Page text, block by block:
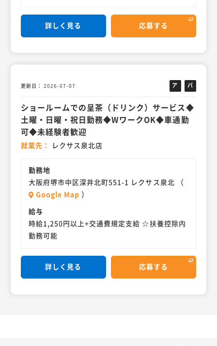
詳しく見る 応募する
更新日 2026-07-07
ア
バ
イ
パ
ト
ショールームでの呈茶（ドリンク）サービス◆
土曜・日曜・祝日勤務◆WワークOK◆車通勤
可◆未経験者歓迎
就業先 レクサス泉北店
勤務地
大阪府堺市中区深井北町551-1 レクサス泉北 （
Google Map ）
給与
時給1,250円以上+交通費規定支給 ☆扶養控除内
勤務可能
詳しく見る 応募する